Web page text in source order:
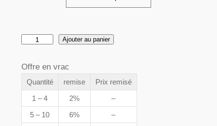
d
e
r
a
t
Ajouter au panier
Offre en vrac
Quantité remise
Prix remisé
1 – 4
2%
–
5 – 10
6%
–